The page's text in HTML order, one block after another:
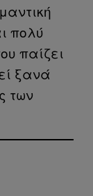
πολύ
παίζει
ξανά
των